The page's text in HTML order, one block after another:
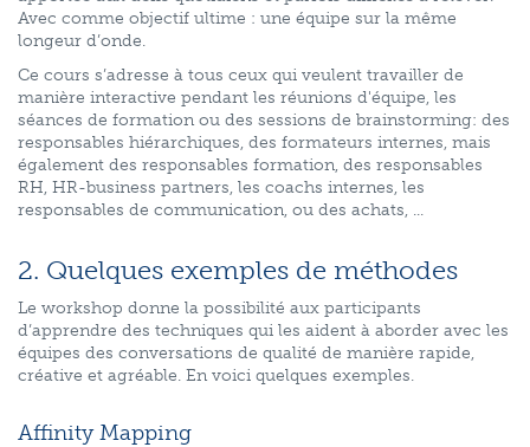
Avec comme objectif ultime : une équipe sur la même
longeur d’onde.
Ce cours s’adresse à tous ceux qui veulent travailler de
manière interactive pendant les réunions d'équipe, les
séances de formation ou des sessions de brainstorming: des
responsables hiérarchiques, des formateurs internes, mais
également des responsables formation, des responsables
RH, HR-business partners, les coachs internes, les
responsables de communication, ou des achats, ...
2. Quelques exemples de méthodes
Le workshop donne la possibilité aux participants
d’apprendre des techniques qui les aident à aborder avec les
équipes des conversations de qualité de manière rapide,
créative et agréable. En voici quelques exemples.
Affinity Mapping